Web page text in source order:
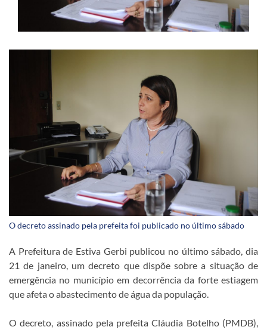
O decreto assinado pela prefeita foi publicado no último sábado
A Prefeitura de Estiva Gerbi publicou no último sábado, dia
21 de janeiro, um decreto que dispõe sobre a situação de
emergência no município em decorrência da forte estiagem
que afeta o abastecimento de água da população.
O decreto, assinado pela prefeita Cláudia Botelho (PMDB),